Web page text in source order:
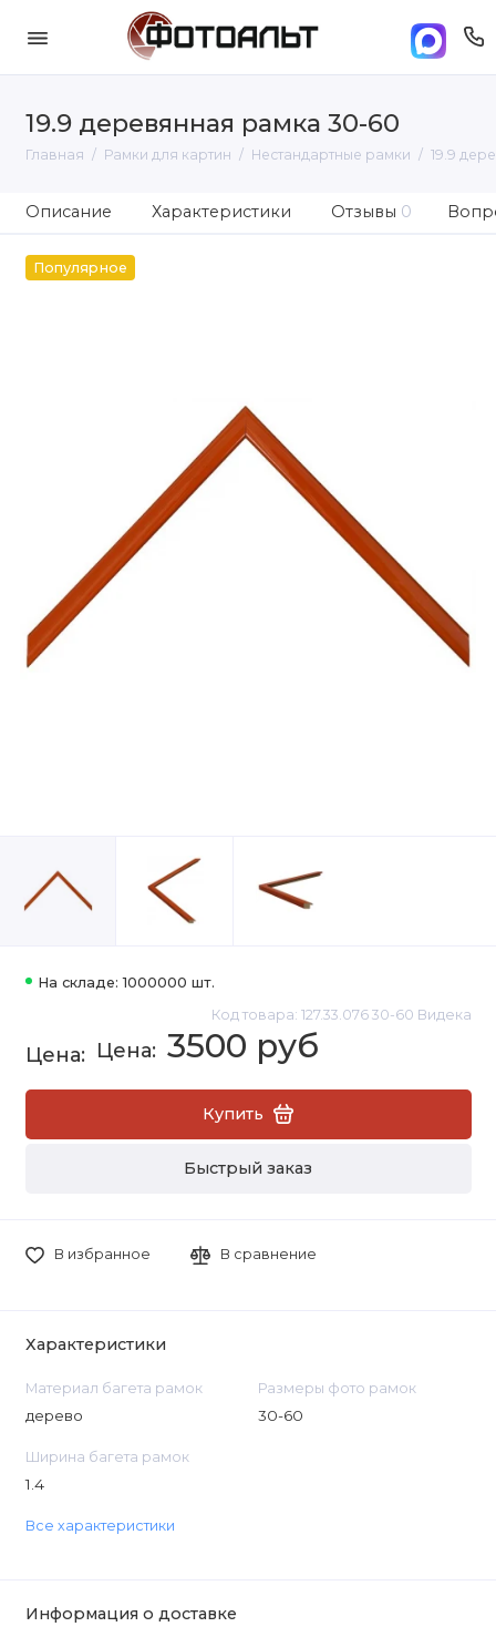
19.9 деревянная рамка 30-60
Главная Рамки для картин Нестандартные рамки 19.9
Описание Характеристики Отзывы 0
Популярное
На складе: 1000000 шт.
Код товара: 127.33.076 30-60 Видека
3500 руб
Купить
Быстрый заказ
В избранное В сравнение
Характеристики
Материал багета рамок
дерево
Размеры фото рамок
30-60
Ширина багета рамок
1.4
Все характеристики
Информация о доставке